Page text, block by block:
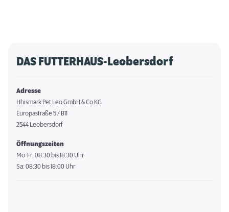
DAS FUTTERHAUS-Leobersdorf
Adresse
Hhismark Pet Leo GmbH & Co KG
Europastraße 5 / B11
2544 Leobersdorf
Öffnungszeiten
Mo-Fr: 08:30 bis 18:30 Uhr
Sa: 08:30 bis 18:00 Uhr